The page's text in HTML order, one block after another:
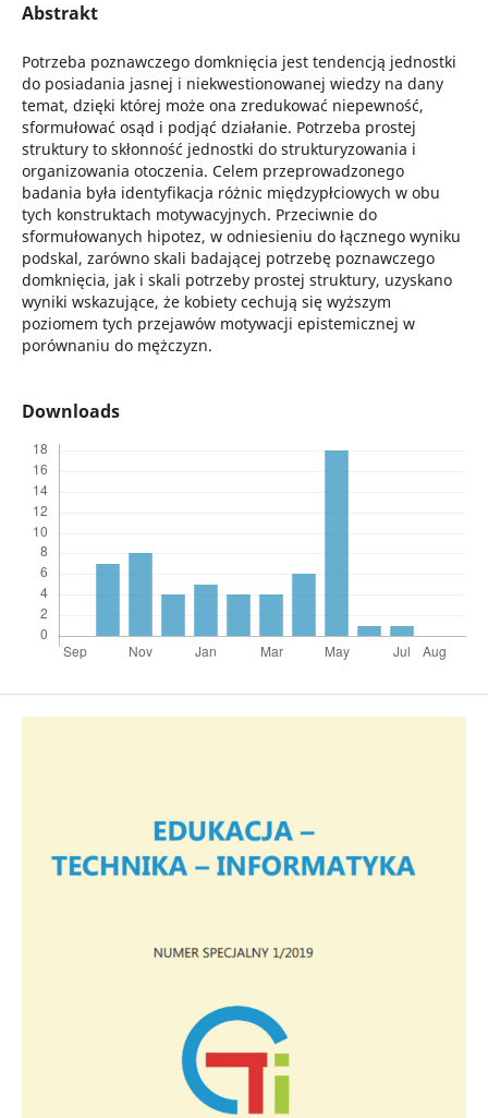
Abstrakt
Potrzeba poznawczego domknięcia jest tendencją jednostki
do posiadania jasnej i niekwestionowanej wiedzy na dany
temat, dzięki której może ona zredukować niepewność,
sformułować osąd i podjąć działanie. Potrzeba prostej
struktury to skłonność jednostki do strukturyzowania i
organizowania otoczenia. Celem przeprowadzonego
badania była identyfikacja różnic międzypłciowych w obu
tych konstruktach motywacyjnych. Przeciwnie do
sformułowanych hipotez, w odniesieniu do łącznego wyniku
podskal, zarówno skali badającej potrzebę poznawczego
domknięcia, jak i skali potrzeby prostej struktury, uzyskano
wyniki wskazujące, że kobiety cechują się wyższym
poziomem tych przejawów motywacji epistemicznej w
porównaniu do mężczyzn.
Downloads